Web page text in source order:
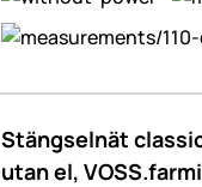
Stängselnät
utan el,